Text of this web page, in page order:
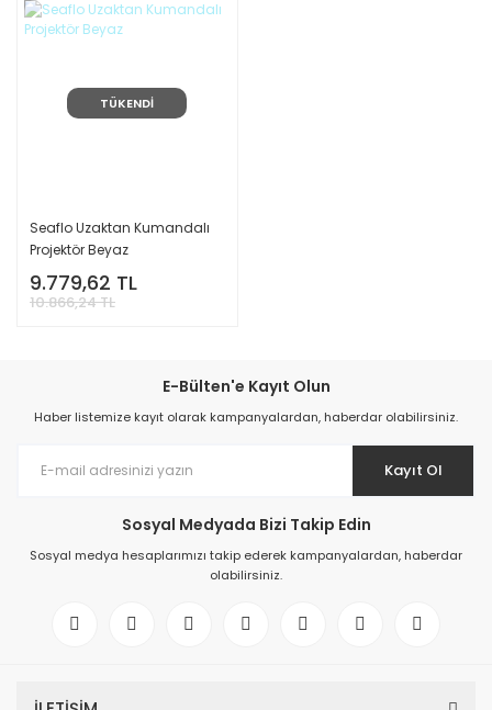
TÜKENDİ
Seaflo Uzaktan Kumandalı
Projektör Beyaz
9.779,62 TL
10.866,24 TL
E-Bülten'e Kayıt Olun
Haber listemize kayıt olarak kampanyalardan, haberdar olabilirsiniz.
Kayıt Ol
Sosyal Medyada Bizi Takip Edin
Sosyal medya hesaplarımızı takip ederek kampanyalardan, haberdar
olabilirsiniz.